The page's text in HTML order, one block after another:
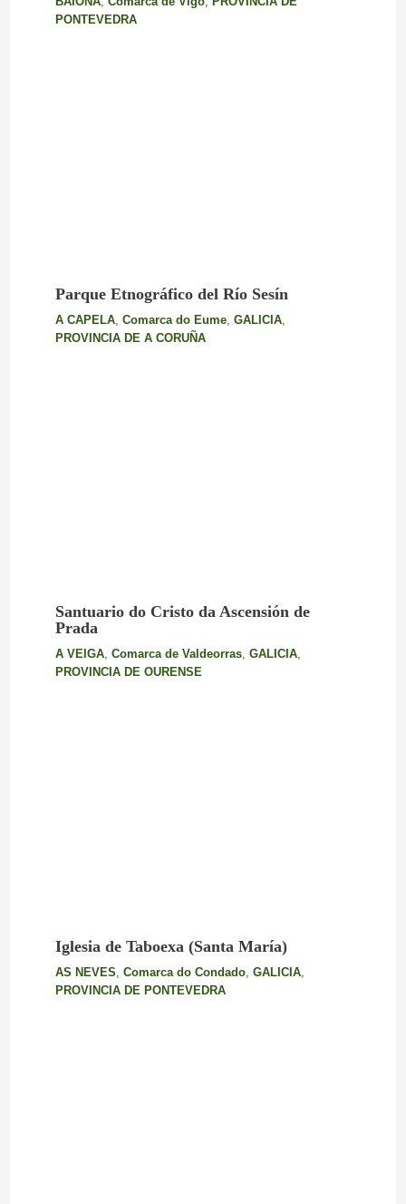
PONTEVEDRA
Parque Etnográfico del Río Sesín
A CAPELA, Comarca do Eume, GALICIA,
PROVINCIA DE A CORUÑA
Santuario do Cristo da Ascensión de
Prada
A VEIGA, Comarca de Valdeorras, GALICIA,
PROVINCIA DE OURENSE
Iglesia de Taboexa (Santa María)
AS NEVES Comarca do Condado, GALICIA,
PROVINCIA DE PONTEVEDRA